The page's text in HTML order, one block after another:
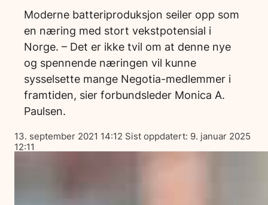
Moderne batteriproduksjon seiler opp som
en næring med stort vekstpotensial i
Norge. – Det er ikke tvil om at denne nye
og spennende næringen vil kunne
sysselsette mange Negotia-medlemmer i
framtiden, sier forbundsleder Monica A.
Paulsen.
Lagt
ut
på
13. september 2021 14:12 Sist oppdatert: 9. januar 2025
12:11